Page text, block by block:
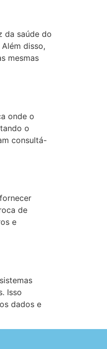
da saúde do
disso,
mesmas
onde o
o
consultá-
de
e
Isso
dados e